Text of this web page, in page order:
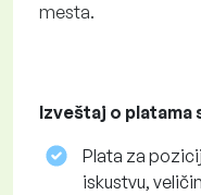
mesta.
Izveštaj o platama
Plata za
iskustvu,